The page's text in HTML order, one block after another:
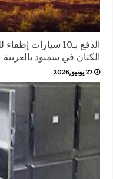
الدفع بـ10
الكتان في سمنود بالغربية
27 يونيو,2026